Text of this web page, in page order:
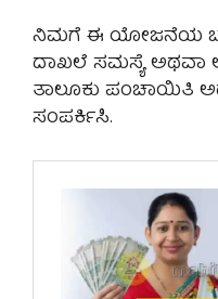
ನಿಮಗೆ ಈ ಯೋಜನೆಯ
ದಾಖಲೆ ಸಮಸ್ಯೆ ಅಥವಾ
ತಾಲೂಕು ಪಂಚಾಯಿತಿ
ಸಂಪರ್ಕಿಸಿ.